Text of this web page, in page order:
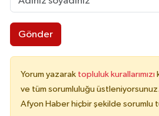
Gönder
Yorum yazarak topluluk kurallarımızı
ve tüm sorumluluğu
Afyon Haber hiçbir şekilde sorumlu